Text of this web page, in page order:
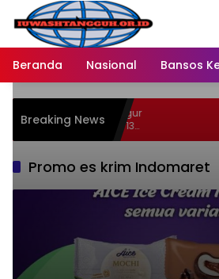
Langsung
konten
Beranda
Nasional Bansos
Breaking News
Persen Buah Anggur
Spesial 12-13
Promo es krim Indomaret